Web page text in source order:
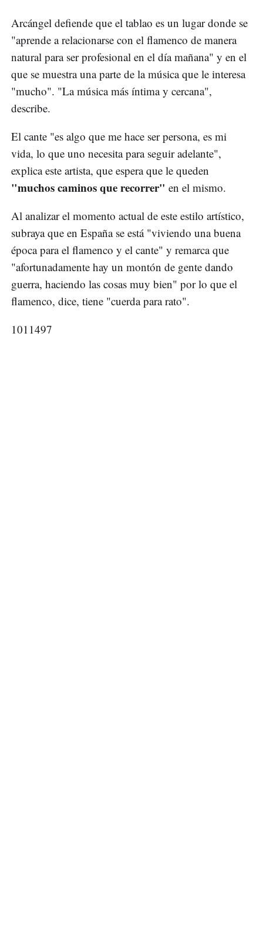
Arcángel defiende que el tablao es un lugar donde se
"aprende a relacionarse con el flamenco de manera
natural para ser profesional en el día mañana" y en el
que se muestra una parte de la música que le interesa
"mucho". "La música más íntima y cercana",
describe.
El cante "es algo que me hace ser persona, es mi
vida, lo que uno necesita para seguir adelante",
explica este artista, que espera que le queden
"muchos caminos que recorrer" en el mismo.
Al analizar el momento actual de este estilo artístico,
subraya que en España se está "viviendo una buena
época para el flamenco y el cante" y remarca que
"afortunadamente hay un montón de gente dando
guerra, haciendo las cosas muy bien" por lo que el
flamenco, dice, tiene "cuerda para rato".
1011497